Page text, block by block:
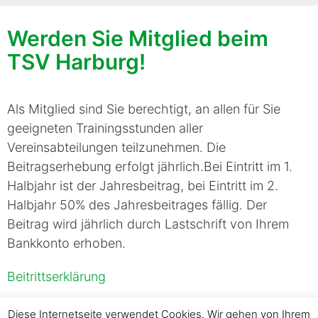
Werden Sie Mitglied beim
TSV Harburg!
Als Mitglied sind Sie berechtigt, an allen für Sie
geeigneten Trainingsstunden aller
Vereinsabteilungen teilzunehmen. Die
Beitragserhebung erfolgt jährlich.Bei Eintritt im 1.
Halbjahr ist der Jahresbeitrag, bei Eintritt im 2.
Halbjahr 50% des Jahresbeitrages fällig. Der
Beitrag wird jährlich durch Lastschrift von Ihrem
Bankkonto erhoben.
Beitrittserklärung
Online Anmeldung
Diese Internetseite verwendet Cookies. Wir gehen von Ihrem